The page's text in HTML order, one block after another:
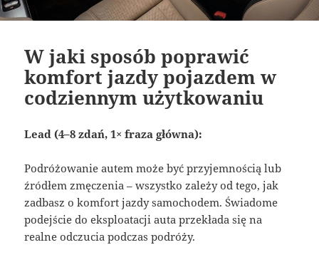
W jaki sposób poprawić
komfort jazdy pojazdem w
codziennym użytkowaniu
Lead (4–8 zdań, 1× fraza główna):
Podróżowanie autem może być przyjemnością lub
źródłem zmęczenia – wszystko zależy od tego, jak
zadbasz o komfort jazdy samochodem. Świadome
podejście do eksploatacji auta przekłada się na
realne odczucia podczas podróży.